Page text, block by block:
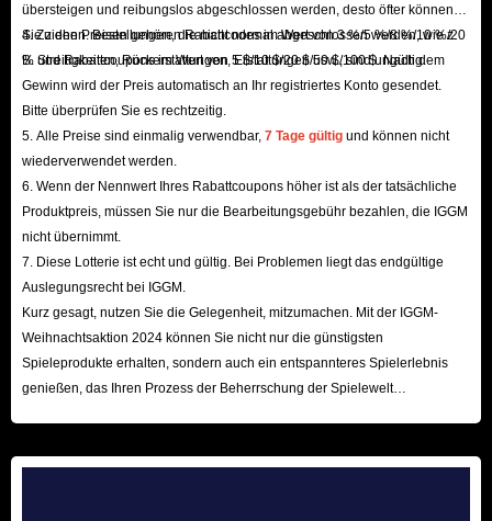
Gerade weil IGGM.com immer an der ursprünglichen Absicht festgehalten
hat und Kunden als Gott betrachtet! Wir arbeiten auch ständig daran, der
beste Trove Flux-Verkaufsladen zu sein. Danke für dein Vertrauen!
übersteigen und reibungslos abgeschlossen werden, desto öfter können
Sie ziehen. Bestellungen, die nicht normal abgeschlossen werden, wie z.
B. Streitigkeiten, Rückerstattungen, Erstattungen usw., sind ungültig.
4. Zu den Preisen gehören Rabattcodes im Wert von 3 %/5 %/8 %/10 %/20
% und Rabattcoupons im Wert von 5 $/10 $/20 $/50 $/100 $. Nach dem
Gewinn wird der Preis automatisch an Ihr registriertes Konto gesendet.
Bitte überprüfen Sie es rechtzeitig.
5. Alle Preise sind einmalig verwendbar, 7 Tage gültig und können nicht
wiederverwendet werden.
6. Wenn der Nennwert Ihres Rabattcoupons höher ist als der tatsächliche
Produktpreis, müssen Sie nur die Bearbeitungsgebühr bezahlen, die IGGM
nicht übernimmt.
7. Diese Lotterie ist echt und gültig. Bei Problemen liegt das endgültige
Auslegungsrecht bei IGGM.
Kurz gesagt, nutzen Sie die Gelegenheit, mitzumachen. Mit der IGGM-
Weihnachtsaktion 2024 können Sie nicht nur die günstigsten
Spieleprodukte erhalten, sondern auch ein entspannteres Spielerlebnis
genießen, das Ihren Prozess der Beherrschung der Spielewelt